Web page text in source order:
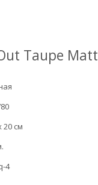
Taupe Matt
20 см
4